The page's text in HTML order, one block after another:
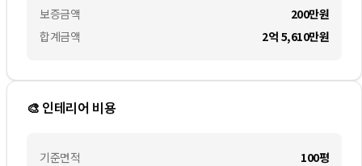
보증금액
합계금액
200만원
2억 5,610만원
🎨 인테리어 비용
기준면적
100평